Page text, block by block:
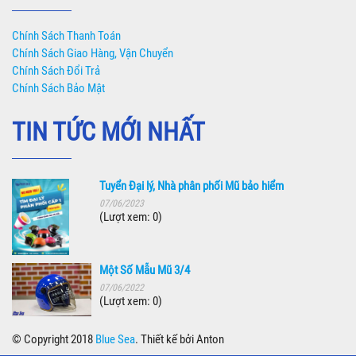
Chính Sách Thanh Toán
Chính Sách Giao Hàng, Vận Chuyển
Chính Sách Đổi Trả
Chính Sách Bảo Mật
TIN TỨC MỚI NHẤT
Tuyển Đại lý, Nhà phân phối Mũ bảo hiểm
07/06/2023
(Lượt xem: 0)
Một Số Mẫu Mũ 3/4
07/06/2022
(Lượt xem: 0)
© Copyright 2018 Blue Sea. Thiết kế bởi Anton